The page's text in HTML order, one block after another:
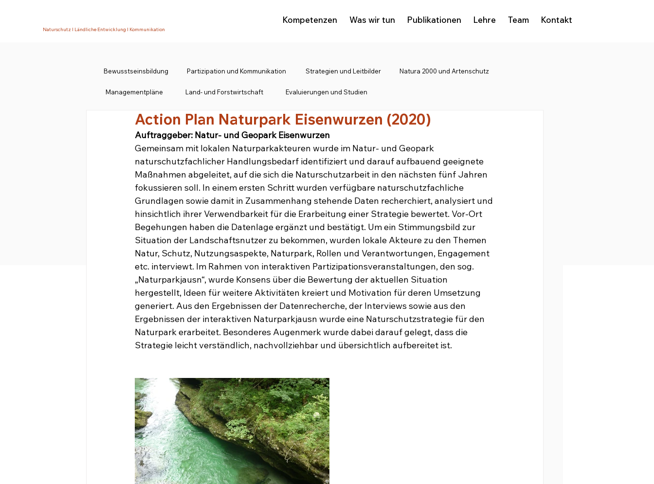
Naturschutz I Ländliche Entwicklung I Kommunikation
Kompetenzen Was wir tun Publikationen Lehre Team Kontakt
Bewusstseinsbildung Partizipation und Kommunikation Strategien und Leitbilder Natura 2000 und Artenschutz
Managementpläne Land- und Forstwirtschaft Evaluierungen und Studien
Action Plan Naturpark Eisenwurzen (2020)
Auftraggeber: Natur- und Geopark Eisenwurzen
Gemeinsam mit lokalen Naturparkakteuren wurde im Natur- und Geopark
naturschutzfachlicher Handlungsbedarf identifiziert und darauf aufbauend geeignete
Maßnahmen abgeleitet, auf die sich die Naturschutzarbeit in den nächsten fünf Jahren
fokussieren soll. In einem ersten Schritt wurden verfügbare naturschutzfachliche
Grundlagen sowie damit in Zusammenhang stehende Daten recherchiert, analysiert und
hinsichtlich ihrer Verwendbarkeit für die Erarbeitung einer Strategie bewertet. Vor-Ort
Begehungen haben die Datenlage ergänzt und bestätigt. Um ein Stimmungsbild zur
Situation der Landschaftsnutzer zu bekommen, wurden lokale Akteure zu den Themen
Natur, Schutz, Nutzungsaspekte, Naturpark, Rollen und Verantwortungen, Engagement
etc. interviewt. Im Rahmen von interaktiven Partizipationsveranstaltungen, den sog.
„Naturparkjausn“, wurde Konsens über die Bewertung der aktuellen Situation
hergestellt, Ideen für weitere Aktivitäten kreiert und Motivation für deren Umsetzung
generiert. Aus den Ergebnissen der Datenrecherche, der Interviews sowie aus den
Ergebnissen der interaktiven Naturparkjausn wurde eine Naturschutzstrategie für den
Naturpark erarbeitet. Besonderes Augenmerk wurde dabei darauf gelegt, dass die
Strategie leicht verständlich, nachvollziehbar und übersichtlich aufbereitet ist.